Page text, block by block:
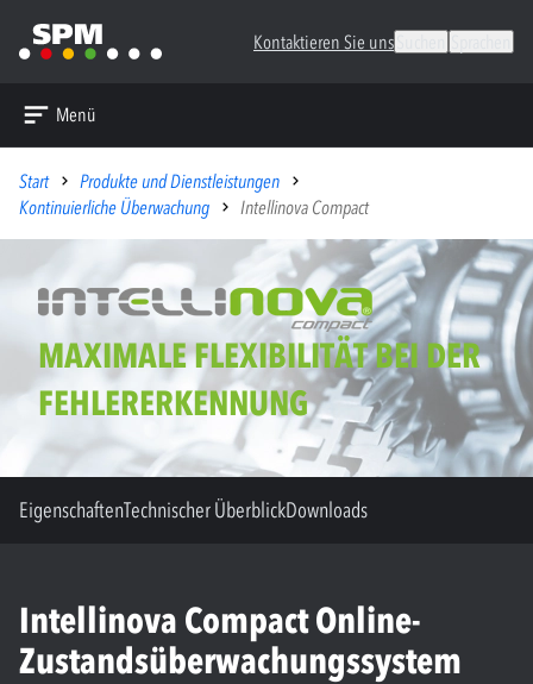
Kontaktieren Sie uns
Menü
Start
Produkte und Dienstleistungen
Kontinuierliche Überwachung
Intellinova Compact
MAXIMALE FLEXIBILITÄT BEI DER
FEHLERERKENNUNG
EigenschaftenTechnischer ÜberblickDownloads
Intellinova Compact Online-
Zustandsüberwachungssystem